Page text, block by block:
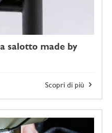
salotto made by
Scopri di più